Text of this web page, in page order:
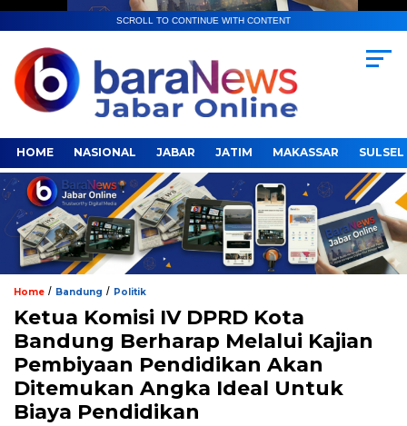
SCROLL TO CONTINUE WITH CONTENT
HOME NASIONAL JABAR JATIM MAKASSAR SULSEL
Home / Bandung / Politik
Ketua Komisi IV DPRD Kota
Bandung Berharap Melalui Kajian
Pembiyaan Pendidikan Akan
Ditemukan Angka Ideal Untuk
Biaya Pendidikan